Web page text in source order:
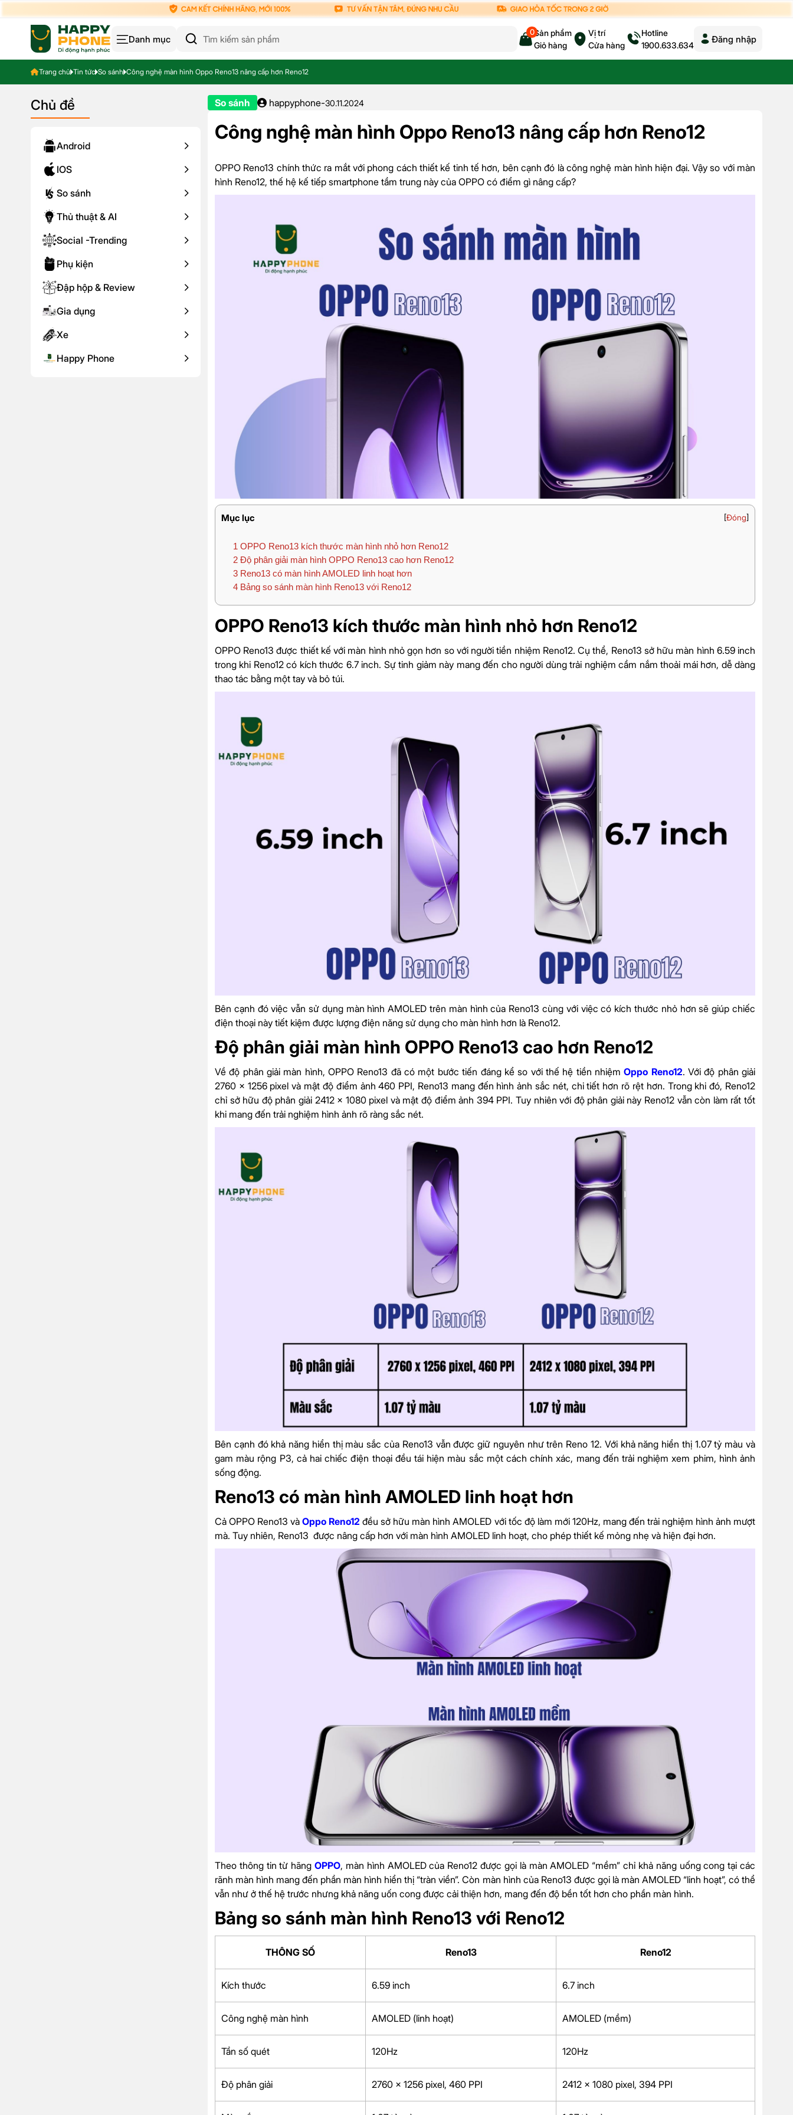
Danh mục
0Sản phẩm
Giỏ hàng
Vị trí
Cửa hàng
Hotline
1900.633.634
Đăng nhập
Trang chủ Tin tức So sánh Công nghệ màn hình Oppo Reno13 nâng cấp hơn Reno12
Chủ đề
Android
IOS
So sánh
Thủ thuật & AI
Social -Trending
Phụ kiện
Đập hộp & Review
Gia dụng
Xe
Happy Phone
So sánh happyphone-30.11.2024
Công nghệ màn hình Oppo Reno13 nâng cấp hơn Reno12
OPPO Reno13 chính thức ra mắt với phong cách thiết kế tinh tế hơn, bên cạnh đó là công nghệ màn hình hiện đại. Vậy so với màn
hình Reno12, thế hệ kế tiếp smartphone tầm trung này của OPPO có điểm gì nâng cấp?
Mục lục [Đóng]
1 OPPO Reno13 kích thước màn hình nhỏ hơn Reno12
2 Độ phân giải màn hình OPPO Reno13 cao hơn Reno12
3 Reno13 có màn hình AMOLED linh hoạt hơn
4 Bảng so sánh màn hình Reno13 với Reno12
OPPO Reno13 kích thước màn hình nhỏ hơn Reno12
OPPO Reno13 được thiết kế với màn hình nhỏ gọn hơn so với người tiền nhiệm Reno12. Cụ thể, Reno13 sở hữu màn hình 6.59 inch
trong khi Reno12 có kích thước 6.7 inch. Sự tinh giảm này mang đến cho người dùng trải nghiệm cầm nắm thoải mái hơn, dễ dàng
thao tác bằng một tay và bỏ túi.
Bên cạnh đó việc vẫn sử dụng màn hình AMOLED trên màn hình của Reno13 cùng với việc có kích thước nhỏ hơn sẽ giúp chiếc
điện thoại này tiết kiệm được lượng điện năng sử dụng cho màn hình hơn là Reno12.
Độ phân giải màn hình OPPO Reno13 cao hơn Reno12
Về độ phân giải màn hình, OPPO Reno13 đã có một bước tiến đáng kể so với thế hệ tiền nhiệmOppo Reno12. Với độ phân giải
2760 x 1256 pixel và mật độ điểm ảnh 460 PPI, Reno13 mang đến hình ảnh sắc nét, chi tiết hơn rõ rệt hơn. Trong khi đó, Reno12
chỉ sở hữu độ phân giải 2412 x 1080 pixel và mật độ điểm ảnh 394 PPI. Tuy nhiên với độ phân giải này Reno12 vẫn còn làm rất tốt
khi mang đến trải nghiệm hình ảnh rõ ràng sắc nét.
Bên cạnh đó khả năng hiển thị màu sắc của Reno13 vẫn được giữ nguyên như trên Reno 12. Với khả năng hiển thị 1.07 tỷ màu và
gam màu rộng P3, cả hai chiếc điện thoại đều tái hiện màu sắc một cách chính xác, mang đến trải nghiệm xem phim, hình ảnh
sống động.
Reno13 có màn hình AMOLED linh hoạt hơn
Cả OPPO Reno13 vàOppo Reno12 đều sở hữu màn hình AMOLED với tốc độ làm mới 120Hz, mang đến trải nghiệm hình ảnh mượt
mà. Tuy nhiên, Reno13 được nâng cấp hơn với màn hình AMOLED linh hoạt, cho phép thiết kế mỏng nhẹ và hiện đại hơn.
Theo thông tin từ hãngOPPO, màn hình AMOLED của Reno12 được gọi là màn AMOLED “mềm” chỉ khả năng uống cong tại các
rãnh màn hình mang đến phần màn hình hiển thị “tràn viền”. Còn màn hình của Reno13 được gọi là màn AMOLED “linh hoạt”, có thể
vẫn như ở thế hệ trước nhưng khả năng uốn cong được cải thiện hơn, mang đến độ bền tốt hơn cho phần màn hình.
Bảng so sánh màn hình Reno13 với Reno12
THÔNG SỐ Reno13 Reno12
Kích thước 6.59 inch 6.7 inch
Công nghệ màn hình AMOLED (linh hoạt) AMOLED (mềm)
Tần số quét 120Hz 120Hz
Độ phân giải 2760 x 1256 pixel, 460 PPI 2412 x 1080 pixel, 394 PPI